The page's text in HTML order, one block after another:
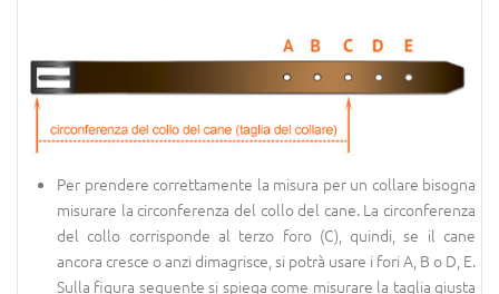
Per prendere correttamente la misura per un collare bisogna
misurare la circonferenza del collo del cane. La circonferenza
del collo corrisponde al terzo foro (C), quindi, se il cane
ancora cresce o anzi dimagrisce, si potrà usare i fori A, B o D, E.
Sulla figura seguente si spiega come misurare la taglia giusta